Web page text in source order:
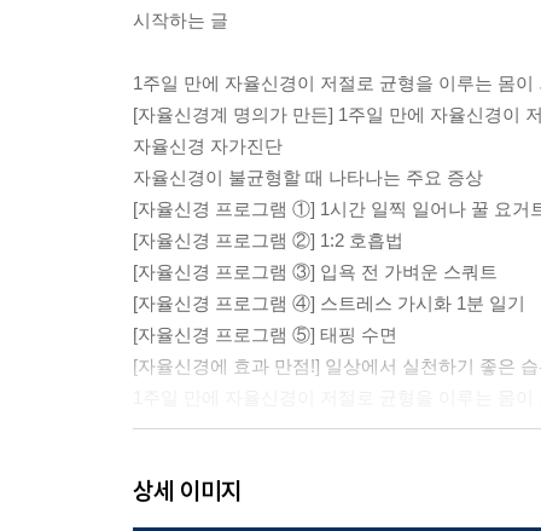
시작하는 글
1주일 만에 자율신경이 저절로 균형을 이루는 몸이
[자율신경계 명의가 만든] 1주일 만에 자율신경이
자율신경 자가진단
자율신경이 불균형할 때 나타나는 주요 증상
[자율신경 프로그램 ①] 1시간 일찍 일어나 꿀 요거
[자율신경 프로그램 ②] 1:2 호흡법
[자율신경 프로그램 ③] 입욕 전 가벼운 스쿼트
[자율신경 프로그램 ④] 스트레스 가시화 1분 일기
[자율신경 프로그램 ⑤] 태핑 수면
[자율신경에 효과 만점!] 일상에서 실천하기 좋은
01 컨디션 저하, 결국 자율신경 불균형 때문이다
상세 이미지